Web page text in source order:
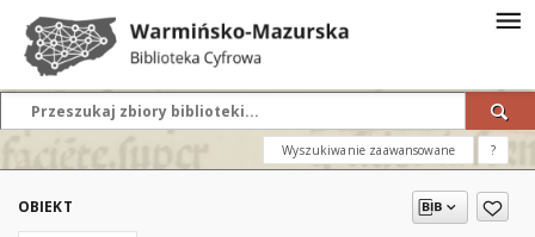
Wyszukiwanie zaawansowane ?
OBIEKT